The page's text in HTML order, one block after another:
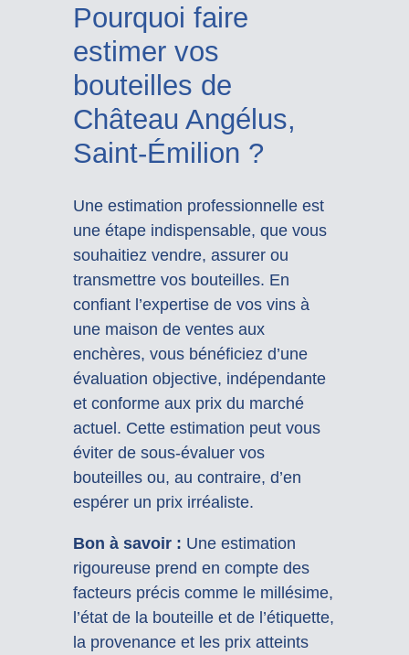
Pourquoi faire
estimer vos
bouteilles de
Château Angélus,
Saint-Émilion ?
Une estimation professionnelle est
une étape indispensable, que vous
souhaitiez vendre, assurer ou
transmettre vos bouteilles. En
confiant l’expertise de vos vins à
une maison de ventes aux
enchères, vous bénéficiez d’une
évaluation objective, indépendante
et conforme aux prix du marché
actuel. Cette estimation peut vous
éviter de sous-évaluer vos
bouteilles ou, au contraire, d’en
espérer un prix irréaliste.
Bon à savoir : Une estimation
rigoureuse prend en compte des
facteurs précis comme le millésime,
l’état de la bouteille et de l’étiquette,
la provenance et les prix atteints